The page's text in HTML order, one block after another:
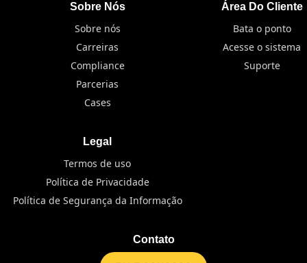
Sobre Nós
Sobre nós
Carreiras
Compliance
Parcerias
Cases
Área Do Cliente
Bata o ponto
Acesse o sistema
Suporte
Legal
Termos de uso
Política de Privacidade
Política de Segurança da Informação
Contato